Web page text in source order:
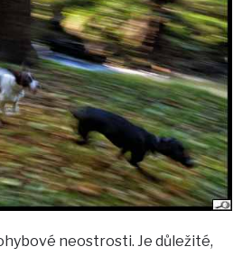
neostrosti. Je důležité,